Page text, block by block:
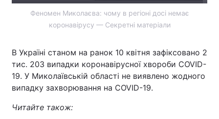
Феномен Миколаєва: чому в регіоні досі немає
коронавірусу — Секретні матеріали
В Україні станом на ранок 10 квітня зафіксовано 2
тис. 203 випадки коронавірусної хвороби COVID-
19. У Миколаївській області не виявлено жодного
випадку захворювання на COVID-19.
Читайте також: